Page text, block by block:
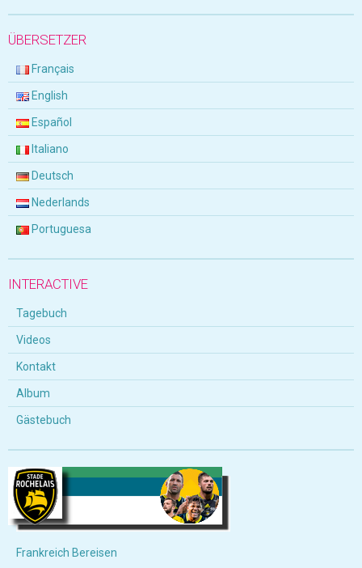
ÜBERSETZER
Français
English
Español
Italiano
Deutsch
Nederlands
Portuguesa
INTERACTIVE
Tagebuch
Videos
Kontakt
Album
Gästebuch
Frankreich Bereisen